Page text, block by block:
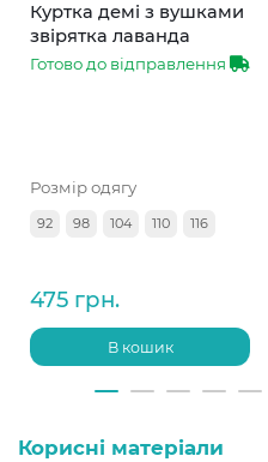
Куртка демі з вушками
звірятка лаванда
Готово до відправлення
Розмір одягу
92 98 104 110 116
475 грн.
В кошик
Корисні матеріали